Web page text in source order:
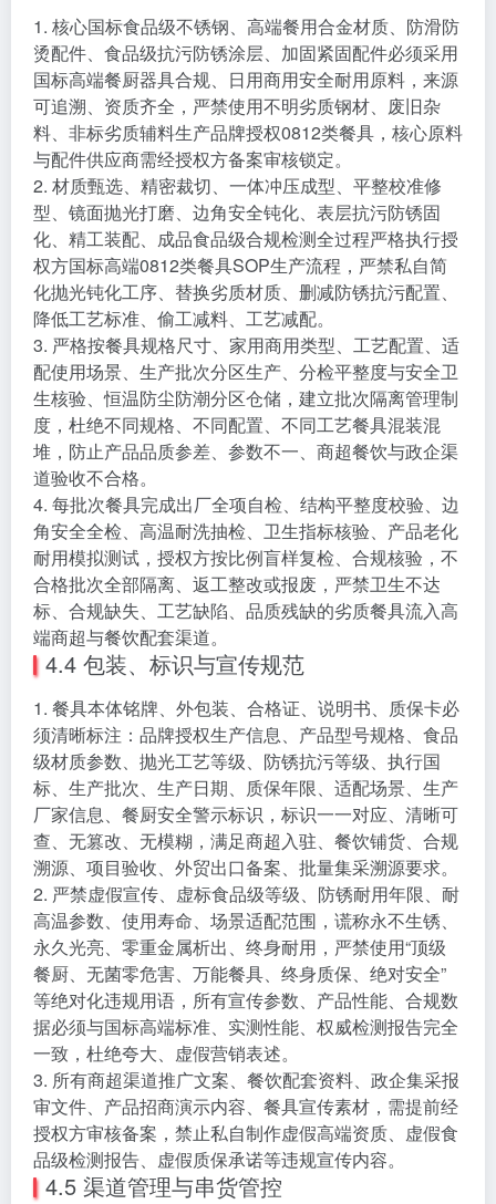
1. 核心国标食品级不锈钢、高端餐用合金材质、防滑防
烫配件、食品级抗污防锈涂层、加固紧固配件必须采用
国标高端餐厨器具合规、日用商用安全耐用原料，来源
可追溯、资质齐全，严禁使用不明劣质钢材、废旧杂
料、非标劣质辅料生产品牌授权0812类餐具，核心原料
与配件供应商需经授权方备案审核锁定。
2. 材质甄选、精密裁切、一体冲压成型、平整校准修
型、镜面抛光打磨、边角安全钝化、表层抗污防锈固
化、精工装配、成品食品级合规检测全过程严格执行授
权方国标高端0812类餐具SOP生产流程，严禁私自简
化抛光钝化工序、替换劣质材质、删减防锈抗污配置、
降低工艺标准、偷工减料、工艺减配。
3. 严格按餐具规格尺寸、家用商用类型、工艺配置、适
配使用场景、生产批次分区生产、分检平整度与安全卫
生核验、恒温防尘防潮分区仓储，建立批次隔离管理制
度，杜绝不同规格、不同配置、不同工艺餐具混装混
堆，防止产品品质参差、参数不一、商超餐饮与政企渠
道验收不合格。
4. 每批次餐具完成出厂全项自检、结构平整度校验、边
角安全全检、高温耐洗抽检、卫生指标核验、产品老化
耐用模拟测试，授权方按比例盲样复检、合规核验，不
合格批次全部隔离、返工整改或报废，严禁卫生不达
标、合规缺失、工艺缺陷、品质残缺的劣质餐具流入高
端商超与餐饮配套渠道。
4.4 包装、标识与宣传规范
1. 餐具本体铭牌、外包装、合格证、说明书、质保卡必
须清晰标注：品牌授权生产信息、产品型号规格、食品
级材质参数、抛光工艺等级、防锈抗污等级、执行国
标、生产批次、生产日期、质保年限、适配场景、生产
厂家信息、餐厨安全警示标识，标识一一对应、清晰可
查、无篡改、无模糊，满足商超入驻、餐饮铺货、合规
溯源、项目验收、外贸出口备案、批量集采溯源要求。
2. 严禁虚假宣传、虚标食品级等级、防锈耐用年限、耐
高温参数、使用寿命、场景适配范围，谎称永不生锈、
永久光亮、零重金属析出、终身耐用，严禁使用“顶级
餐厨、无菌零危害、万能餐具、终身质保、绝对安全”
等绝对化违规用语，所有宣传参数、产品性能、合规数
据必须与国标高端标准、实测性能、权威检测报告完全
一致，杜绝夸大、虚假营销表述。
3. 所有商超渠道推广文案、餐饮配套资料、政企集采报
审文件、产品招商演示内容、餐具宣传素材，需提前经
授权方审核备案，禁止私自制作虚假高端资质、虚假食
品级检测报告、虚假质保承诺等违规宣传内容。
4.5 渠道管理与串货管控